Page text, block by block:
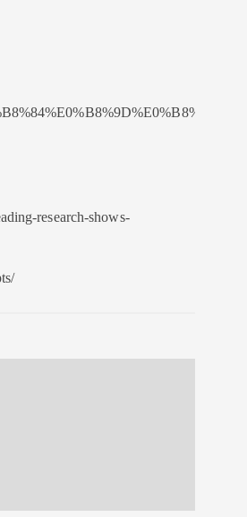
research-shows-